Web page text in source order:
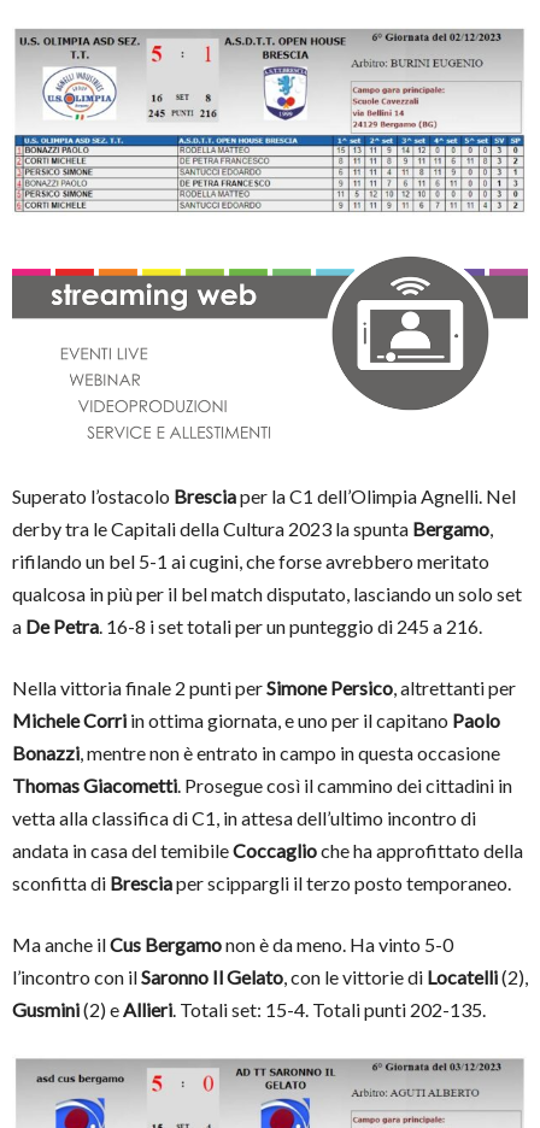
Superato l’ostacolo Bresciaper la C1 dell’Olimpia Agnelli. Nel
derby tra le Capitali della Cultura 2023 la spunta Bergamo,
rifilando un bel 5-1 ai cugini, che forse avrebbero meritato
qualcosa in più per il bel match disputato, lasciando un solo set
a De Petra. 16-8 i set totali per un punteggio di 245 a 216.
Nella vittoria finale 2 punti perSimone Persico, altrettanti per
Michele Corri in ottima giornata, e uno per il capitano Paolo
Bonazzi, mentre non è entrato in campo in questa occasione
Thomas Giacometti. Prosegue così il cammino dei cittadini in
vetta alla classifica di C1, in attesa dell’ultimo incontro di
andata in casa del temibileCoccaglioche ha approfittato della
sconfitta di Bresciaper scippargli il terzo posto temporaneo.
Ma anche ilCus Bergamonon è da meno. Ha vinto 5-0
l’incontro con ilSaronno Il Gelato, con le vittorie di Locatelli(2),
Gusmini(2) eAllieri. Totali set: 15-4. Totali punti 202-135.